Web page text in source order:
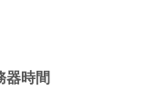
器時間